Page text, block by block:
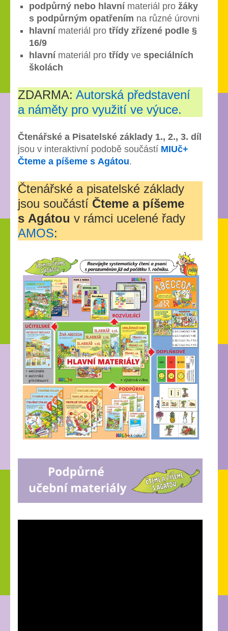
podpůrný nebo hlavní materiál pro žáky
s podpůrným opatřením na různé úrovni
hlavní materiál pro třídy zřízené podle §
16/9
hlavní materiál pro třídy ve speciálních
školách
ZDARMA: Autorská představení
a náměty pro využití ve výuce.
Čtenářské a Pisatelské základy 1., 2., 3. díl
jsou v interaktivní podobě součástí MIUč+
Čteme a píšeme s Agátou.
Čtenářské a pisatelské základy
jsou součástí Čteme a píšeme
s Agátou v rámci ucelené řady
AMOS: